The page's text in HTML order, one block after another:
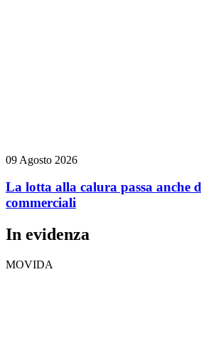
09 Agosto 2026
La lotta alla calura passa anche
commerciali
In evidenza
MOVIDA